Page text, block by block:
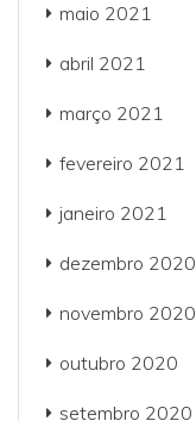
maio 2021
abril 2021
março 2021
fevereiro 2021
janeiro 2021
dezembro 2020
novembro 2020
outubro 2020
setembro 2020